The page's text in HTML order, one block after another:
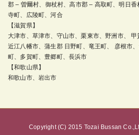
郡 – 曽爾村、御杖村、高市郡 – 高取町、明日
寺町、広陵町、河合
【滋賀県】
大津市、草津市、守山市、栗東市、野洲市、 甲
近江八幡市、蒲生郡 日野町、竜王町、 彦根市
町、多賀町、豊郷町、長浜市
【和歌山県】
和歌山市、岩出市
Copyright (C) 2015 Tozai Bussan